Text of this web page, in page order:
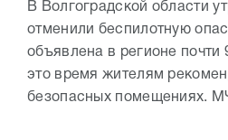
В Волгоградской области
отменили беспилотную
объявлена в регионе почти
это время жителям
безопасных помещениях.